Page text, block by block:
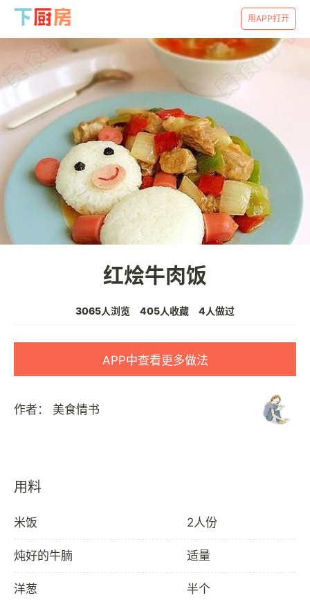
用APP打开
红烩牛肉饭
3065人浏览 405人收藏 4人做过
APP中查看更多做法
作者： 美食情书
用料
米饭 2人份
炖好的牛腩 适量
洋葱 半个